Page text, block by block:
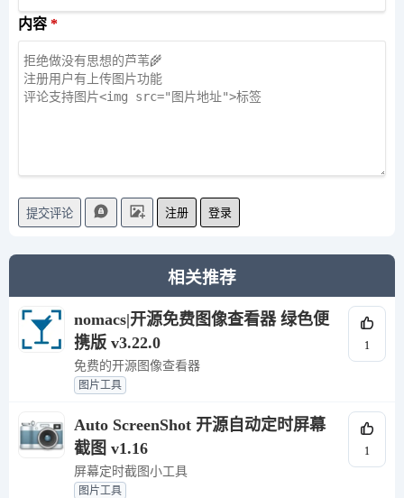
内容
提交评论 注册 登录
相关推荐
nomacs|开源免费图像查看器 绿色便
携版 v3.22.0
免费的开源图像查看器
图片工具
1
Auto ScreenShot 开源自动定时屏幕
截图 v1.16
屏幕定时截图小工具
图片工具
1